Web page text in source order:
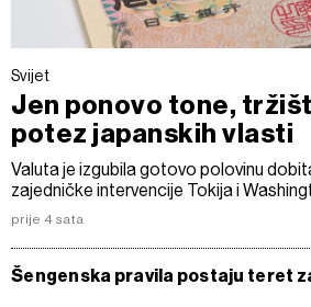
Svijet
Jen ponovo tone,
potez japanskih vlasti
Valuta je izgubila gotovo polovinu
zajedničke intervencije Tokija i
prije 4 sata
Šengenska pravila postaju teret